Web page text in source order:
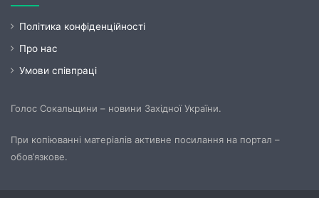
Політика конфіденційності
Про нас
Умови співпраці
Голос Сокальщини – новини Західної України.
При копіюванні матеріалів активне посилання на портал –
обов’язкове.